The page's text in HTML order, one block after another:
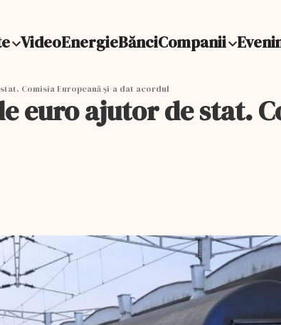
VideoEnergieBănciCompanii
Comisia Europeană şi-a dat acordul
euro ajutor de stat.